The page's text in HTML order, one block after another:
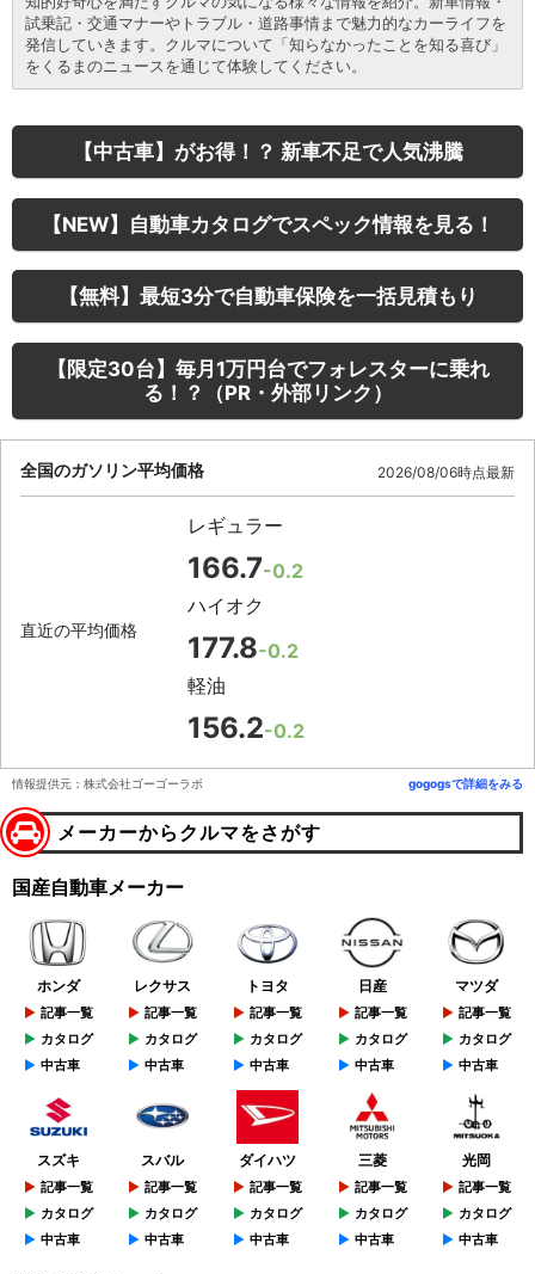
試乗記・交通マナーやトラブル・道路事情まで魅力的なカーライフを
発信していきます。クルマについて「知らなかったことを知る喜び」
をくるまのニュースを通じて体験してください。
【中古車】がお得！？ 新車不足で人気沸騰
【NEW】自動車カタログでスペック情報を見る！
【無料】最短3分で自動車保険を一括見積もり
【限定30台】毎月1万円台でフォレスターに乗れ
る！？（PR・外部リンク）
全国のガソリン平均価格 2026/08/06時点最新
直近の平均価格
レギュラー
166.7-0.2
ハイオク
177.8-0.2
軽油
156.2-0.2
情報提供元：株式会社ゴーゴーラボ gogogsで詳細をみる
メーカーからクルマをさがす
国産自動車メーカー
ホンダ
記事一覧
カタログ
中古車
レクサス
記事一覧
カタログ
中古車
トヨタ
記事一覧
カタログ
中古車
日産
記事一覧
カタログ
中古車
マツダ
記事一覧
カタログ
中古車
スズキ
記事一覧
カタログ
中古車
スバル
記事一覧
カタログ
中古車
ダイハツ
記事一覧
カタログ
中古車
三菱
記事一覧
カタログ
中古車
光岡
記事一覧
カタログ
中古車